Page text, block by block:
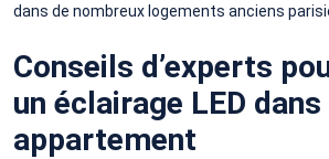
dans de nombreux logements anciens
Conseils d’experts
un éclairage LED dans
appartement